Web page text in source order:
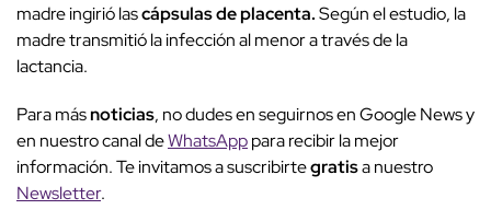
madre ingirió lascápsulas de placenta.Según el estudio, la
madre transmitió la infección al menor a través de la
lactancia.
Para másnoticias, no dudes en seguirnos en Google News y
en nuestro canal deWhatsApppara recibir la mejor
información. Te invitamos a suscribirtegratisa nuestro
Newsletter.